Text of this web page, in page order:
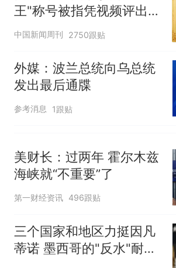
王"称号被指凭视频评出
官方回应
中国新闻周刊 2750跟贴
外媒：波兰总统向乌总统
发出最后通牒
参考消息 1跟贴
美财长：过两年 霍尔木兹
海峡就“不重要”了
第一财经资讯 496跟贴
三个国家和地区力挺因凡
蒂诺 墨西哥的"反水"耐人